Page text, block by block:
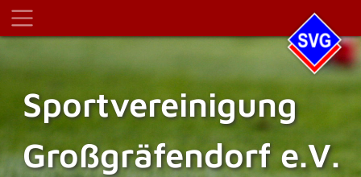
Sportvereinigung
Großgräfendorf e.V.